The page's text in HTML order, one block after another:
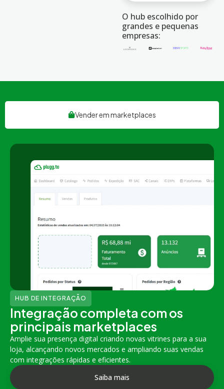
O hub escolhido por
grandes e pequenas
empresas:
Vender em marketplaces
HUB DE INTEGRAÇÃO
Integração completa com os
principais marketplaces
Amplie sua presença digital criando novas vitrines para a sua
loja, alcançando novos mercados e ampliando suas vendas
com integrações rápidas e eficientes.
Saiba mais